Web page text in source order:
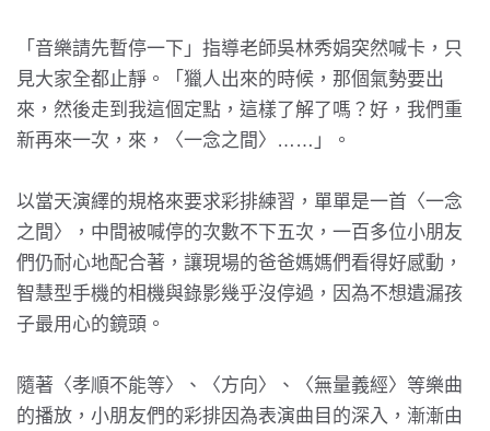
「音樂請先暫停一下」指導老師吳林秀娟突然喊卡，只
見大家全都止靜。「獵人出來的時候，那個氣勢要出
來，然後走到我這個定點，這樣了解了嗎？好，我們重
新再來一次，來，〈一念之間〉……」。
以當天演繹的規格來要求彩排練習，單單是一首〈一念
之間〉，中間被喊停的次數不下五次，一百多位小朋友
們仍耐心地配合著，讓現場的爸爸媽媽們看得好感動，
智慧型手機的相機與錄影幾乎沒停過，因為不想遺漏孩
子最用心的鏡頭。
隨著〈孝順不能等〉、〈方向〉、〈無量義經〉等樂曲
的播放，小朋友們的彩排因為表演曲目的深入，漸漸由